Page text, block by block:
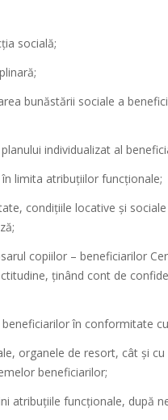
socială;
bunăstării sociale a
individualizat al
limita atribuţiilor funcţionale;
condiţiile locative şi
copiilor – beneficiarilor
ținând cont de
în conformitate
organele de resort, cât şi
beneficiarilor;
atribuţiile funcţionale, după